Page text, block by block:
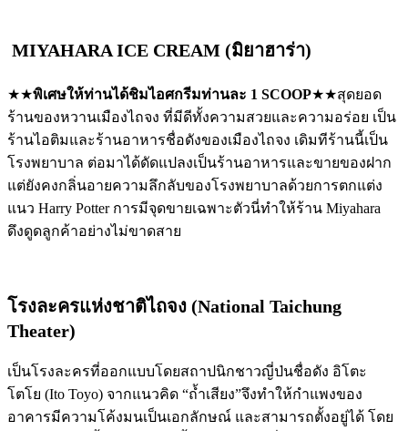
MIYAHARA ICE CREAM (มิยาฮาร่า)
★★พิเศษให้ท่านได้ชิมไอศกรีมท่านละ 1 SCOOP★★สุดยอด
ร้านของหวานเมืองไถจง ที่มีดีทั้งความสวยและความอร่อย เป็น
ร้านไอติมและร้านอาหารชื่อดังของเมืองไถจง เดิมทีร้านนี้เป็น
โรงพยาบาล ต่อมาได้ดัดแปลงเป็นร้านอาหารและขายของฝาก
แต่ยังคงกลิ่นอายความลึกลับของโรงพยาบาลด้วยการตกแต่ง
แนว Harry Potter การมีจุดขายเฉพาะตัวนี่ทำให้ร้าน Miyahara
ดึงดูดลูกค้าอย่างไม่ขาดสาย
โรงละครแห่งชาติไถจง (National Taichung
Theater)
เป็นโรงละครที่ออกแบบโดยสถาปนิกชาวญี่ป่นชื่อดัง อิโตะ
โตโย (Ito Toyo) จากแนวคิด “ถ้ำเสียง”จึงทำให้กำแพงของ
อาคารมีความโค้งมนเป็นเอกลักษณ์ และสามารถตั้งอยู่ได้ โดย